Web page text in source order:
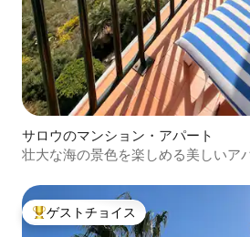
サロウのマンション・アパート
壮大な海の景色を楽しめる美しいア
大好評のゲストチョイスです。
ゲストチョイス